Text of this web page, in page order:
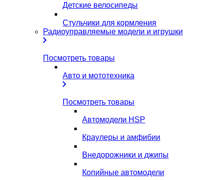
Детские велосипеды
Стульчики для кормления
Радиоуправляемые модели и игрушки
Посмотреть товары
Авто и мототехника
Посмотреть товары
Автомодели HSP
Краулеры и амфибии
Внедорожники и джипы
Копийные автомодели